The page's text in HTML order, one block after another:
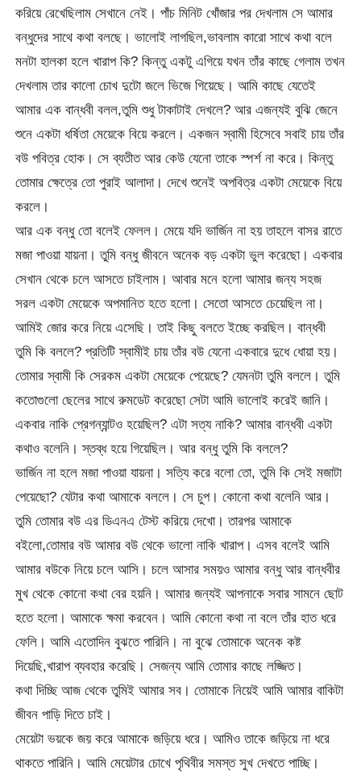
করিয়ে রেখেছিলাম সেখানে নেই। পাঁচ মিনিট খোঁজার পর দেখলাম সে আমার
বন্ধুদের সাথে কথা বলছে। ভালোই লাগছিল,ভাবলাম কারো সাথে কথা বলে
মনটা হালকা হলে খারাপ কি? কিন্তু একটু এগিয়ে যখন তাঁর কাছে গেলাম তখন
দেখলাম তার কালো চোখ দুটো জলে ভিজে গিয়েছে। আমি কাছে যেতেই
আমার এক বান্ধবী বলল,তুমি শুধু টাকাটাই দেখলে? আর এজন্যই বুঝি জেনে
শুনে একটা ধর্ষিতা মেয়েকে বিয়ে করলে। একজন স্বামী হিসেবে সবাই চায় তাঁর
বউ পবিত্র হোক। সে ব্যতীত আর কেউ যেনো তাকে স্পর্শ না করে। কিন্তু
তোমার ক্ষেত্রে তো পুরাই আলাদা। দেখে শুনেই অপবিত্র একটা মেয়েকে বিয়ে
করলে।
আর এক বন্ধু তো বলেই ফেলল। মেয়ে যদি ভার্জিন না হয় তাহলে বাসর রাতে
মজা পাওয়া যায়না। তুমি বন্ধু জীবনে অনেক বড় একটা ভুল করেছো। একবার
সেখান থেকে চলে আসতে চাইলাম। আবার মনে হলো আমার জন্য সহজ
সরল একটা মেয়েকে অপমানিত হতে হলো। সেতো আসতে চেয়েছিল না।
আমিই জোর করে নিয়ে এসেছি। তাই কিছু বলতে ইচ্ছে করছিল। বান্ধবী
তুমি কি বললে? প্রতিটি স্বামীই চায় তাঁর বউ যেনো একবারে দুধে ধোয়া হয়।
তোমার স্বামী কি সেরকম একটা মেয়েকে পেয়েছে? যেমনটা তুমি বললে। তুমি
কতোগুলো ছেলের সাথে রুমডেট করেছো সেটা আমি ভালোই করেই জানি।
একবার নাকি প্রেগন্যান্টও হয়েছিল? এটা সত্য নাকি? আমার বান্ধবী একটা
কথাও বলেনি। স্তব্ধ হয়ে গিয়েছিল। আর বন্ধু তুমি কি বললে?
ভার্জিন না হলে মজা পাওয়া যায়না। সত্যি করে বলো তো, তুমি কি সেই মজাটা
পেয়েছো? যেটার কথা আমাকে বললে। সে চুপ। কোনো কথা বলেনি আর।
তুমি তোমার বউ এর ডিএনএ টেস্ট করিয়ে দেখো। তারপর আমাকে
বইলো,তোমার বউ আমার বউ থেকে ভালো নাকি খারাপ। এসব বলেই আমি
আমার বউকে নিয়ে চলে আসি। চলে আসার সময়ও আমার বন্ধু আর বান্ধবীর
মুখ থেকে কোনো কথা বের হয়নি। আমার জন্যই আপনাকে সবার সামনে ছোট
হতে হলো। আমাকে ক্ষমা করবেন। আমি কোনো কথা না বলে তাঁর হাত ধরে
ফেলি। আমি এতোদিন বুঝতে পারিনি। না বুঝে তোমাকে অনেক কষ্ট
দিয়েছি,খারাপ ব্যবহার করেছি। সেজন্য আমি তোমার কাছে লজ্জিত।
কথা দিচ্ছি আজ থেকে তুমিই আমার সব। তোমাকে নিয়েই আমি আমার বাকিটা
জীবন পাড়ি দিতে চাই।
মেয়েটা ভয়কে জয় করে আমাকে জড়িয়ে ধরে। আমিও তাকে জড়িয়ে না ধরে
থাকতে পারিনি। আমি মেয়েটার চোখে পৃথিবীর সমস্ত সুখ দেখতে পাচ্ছি।